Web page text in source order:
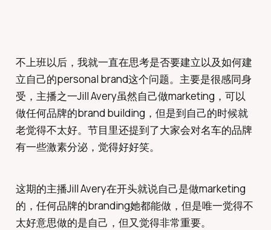
不上班以后，我就一直在思考是否要建立以及如何建
立自己的personal brand这个问题。主要是很感同身
受，主播之一Jill Avery虽然自己做marketing，可以
做任何品牌的brand building，但是到自己的时候就
老觉得不太好。节目里还提到了大家会对名车的品牌
有一些激素分泌，觉得好好笑。
这期的主播Jill Avery在开头就说自己是做marketing
的，任何品牌的branding她都能做，但是唯一觉得不
太好意思做的是自己，但又觉得非常重要。